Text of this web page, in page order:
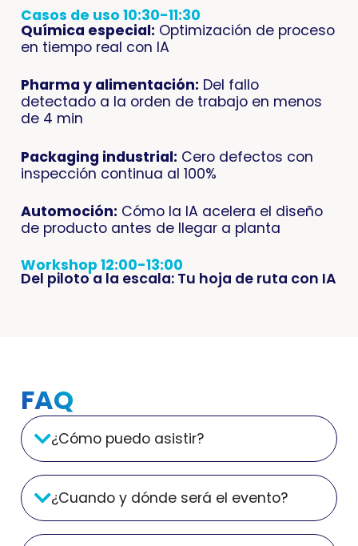
Casos de uso 10:30-11:30
Química especial: Optimización de proceso
en tiempo real con IA
Pharma y alimentación: Del fallo
detectado a la orden de trabajo en menos
de 4 min
Packaging industrial: Cero defectos con
inspección continua al 100%
Automoción: Cómo la IA acelera el diseño
de producto antes de llegar a planta
Workshop 12:00-13:00
Del piloto a la escala: Tu hoja de ruta con IA
FAQ
¿Cómo puedo asistir?
¿Cuando y dónde será el evento?